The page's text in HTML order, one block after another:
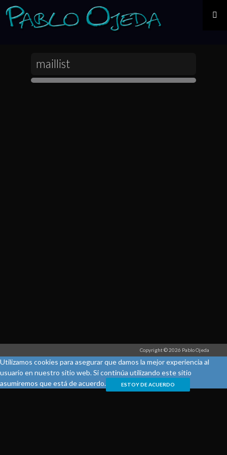
maillist
Copyright © 2026 Pablo Ojeda
Utilizamos cookies para asegurar que damos la mejor experiencia al
usuario en nuestro sitio web. Si continúa utilizando este sitio
asumiremos que está de acuerdo.
ESTOY DE ACUERDO